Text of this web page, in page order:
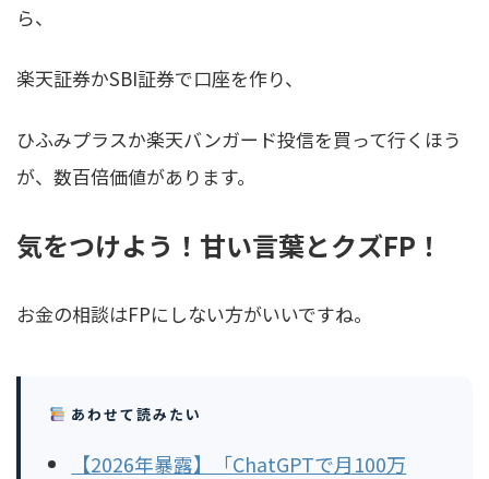
ら、
楽天証券かSBI証券で口座を作り、
ひふみプラスか楽天バンガード投信を買って行くほう
が、数百倍価値があります。
気をつけよう！甘い言葉とクズFP！
お金の相談はFPにしない方がいいですね。
あわせて読みたい
【2026年暴露】「ChatGPTで月100万